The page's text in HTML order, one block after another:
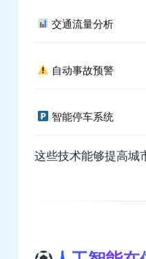
交通流量分析
自动事故预警
智能停车系统
这些技术能够提高城